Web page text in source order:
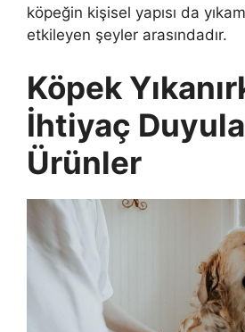
köpeğin kişisel yapısı da
etkileyen şeyler arasındadır.
Köpek
İhtiyaç
Ürünler